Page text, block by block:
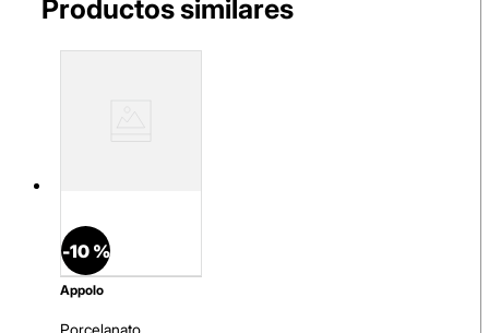
Perfecto para paredes de salas, comedores,
fachadas, terrazas, balcones y comercios que buscan
realismo y sofisticación a los muros.
Versátil para interiores y exteriores:
hogares, fachadas y comercios.
Convierte muros comunes:
decorativas de gran impacto.
-10 %
appolo
Porcelanato